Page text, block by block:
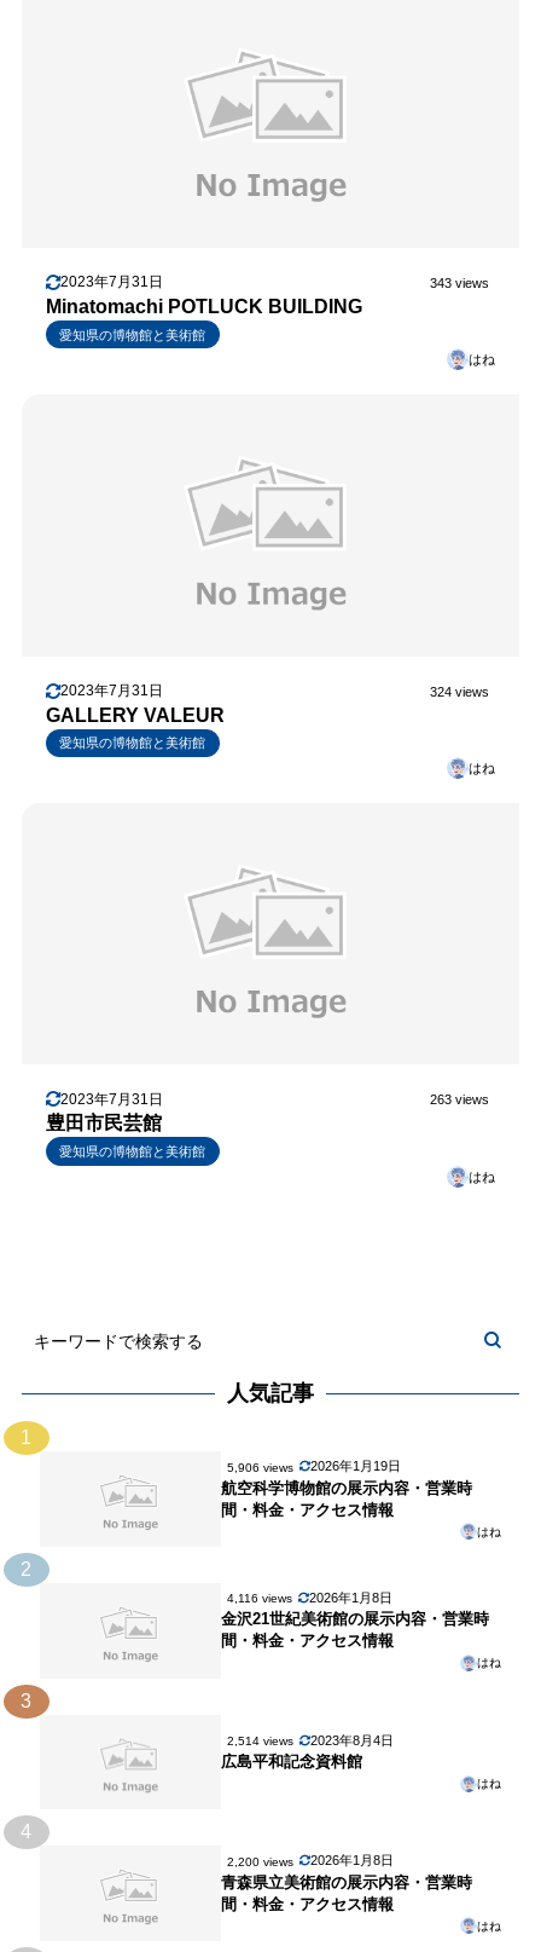
2023年7月31日 343 views
Minatomachi POTLUCK BUILDING
愛知県の博物館と美術館
はね
2023年7月31日 324 views
GALLERY VALEUR
愛知県の博物館と美術館
はね
2023年7月31日 263 views
豊田市民芸館
愛知県の博物館と美術館
はね
人気記事
1
5,906 views 2026年1月19日
航空科学博物館の展示内容・営業時
間・料金・アクセス情報
はね
2
4,116 views 2026年1月8日
金沢21世紀美術館の展示内容・営業時
間・料金・アクセス情報
はね
3
2,514 views 2023年8月4日
広島平和記念資料館
はね
4
2,200 views 2026年1月8日
青森県立美術館の展示内容・営業時
間・料金・アクセス情報
はね